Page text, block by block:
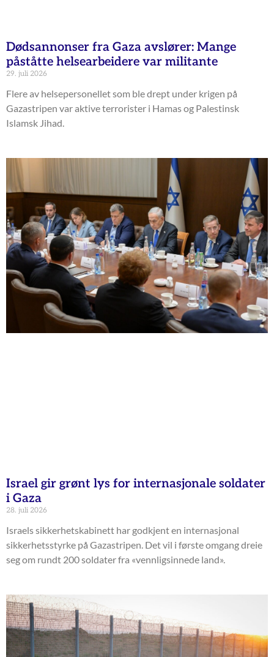
Dødsannonser fra Gaza avslører: Mange
påståtte helsearbeidere var militante
29. juli 2026
Flere av helsepersonellet som ble drept under krigen på
Gazastripen var aktive terrorister i Hamas og Palestinsk
Islamsk Jihad.
Israel gir grønt lys for internasjonale soldater
i Gaza
28. juli 2026
Israels sikkerhetskabinett har godkjent en internasjonal
sikkerhetsstyrke på Gazastripen. Det vil i første omgang dreie
seg om rundt 200 soldater fra «vennligsinnede land».